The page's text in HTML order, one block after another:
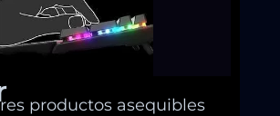
productos asequibles